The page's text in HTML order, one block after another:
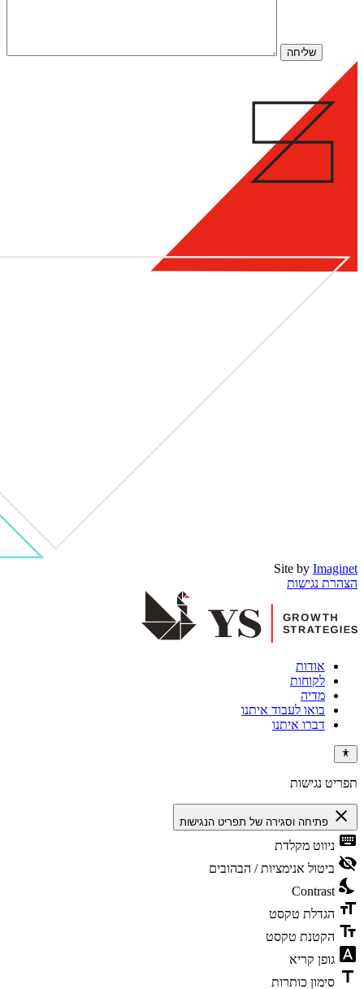
Site by Imaginet
הצהרת נגישות
אודות
לקוחות
מדיה
בואו לעבוד איתנו
דברו איתנו
תפריט נגישות
close פתיחה וסגירה של תפריט הנגישות
keyboard ניווט מקלדת
visibility_off ביטול אנימציות / הבהובים
nights_stay
Contrast
format_size הגדלת טקסט
text_fields הקטנת טקסט
font_download גופן קריא
title סימון כותרות